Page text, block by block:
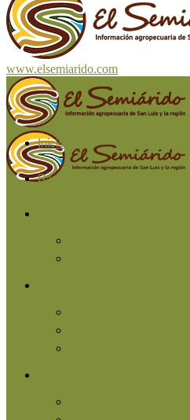
www.elsemiarido.com
Inicio
San Luis